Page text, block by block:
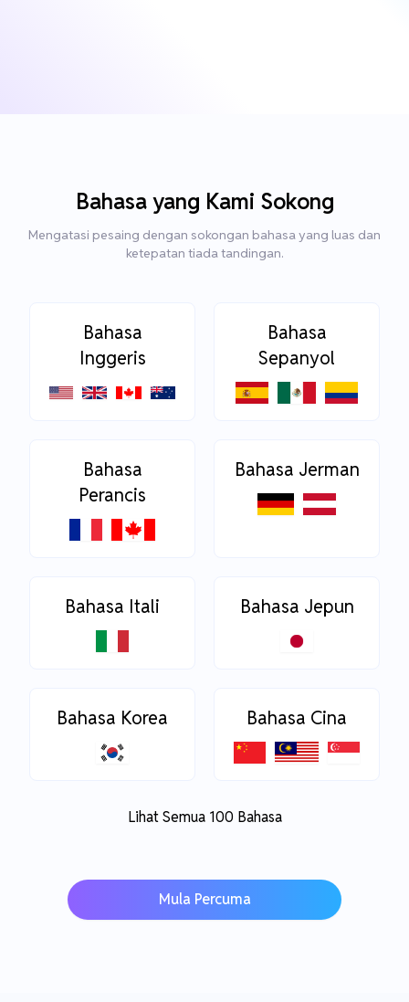
Bahasa yang Kami Sokong
Mengatasi pesaing dengan sokongan bahasa yang luas dan
ketepatan tiada tandingan.
Bahasa
Inggeris
Bahasa
Sepanyol
Bahasa
Perancis
Bahasa Jerman
Bahasa Itali Bahasa Jepun
Bahasa Korea Bahasa Cina
Lihat Semua 100 Bahasa
Mula Percuma